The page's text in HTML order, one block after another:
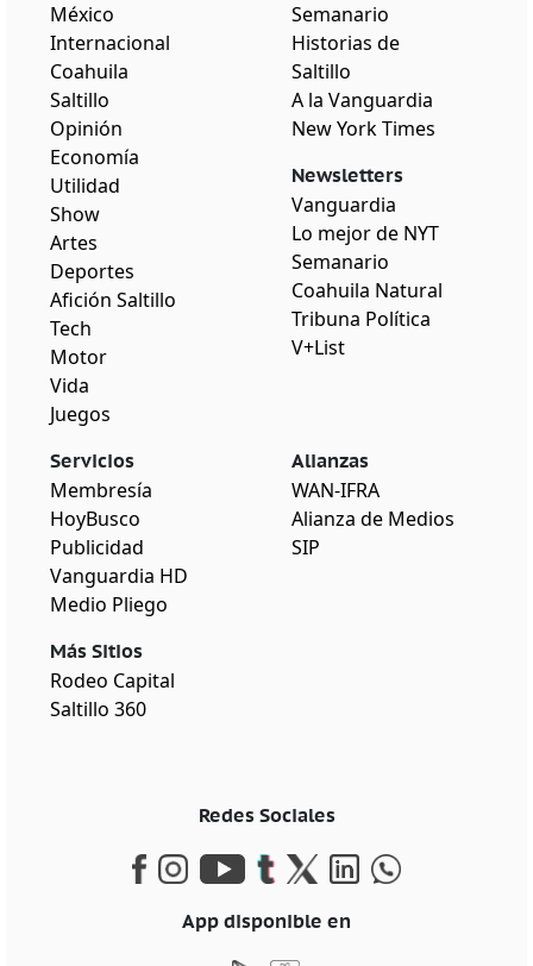
México
Internacional
Coahuila
Saltillo
Opinión
Economía
Utilidad
Show
Artes
Deportes
Afición Saltillo
Tech
Motor
Vida
Juegos
Semanario
Historias de
Saltillo
A la Vanguardia
New York Times
Newsletters
Vanguardia
Lo mejor de NYT
Semanario
Coahuila Natural
Tribuna Política
V+List
Servicios
Membresía
HoyBusco
Publicidad
Vanguardia HD
Medio Pliego
Más Sitios
Rodeo Capital
Saltillo 360
Alianzas
WAN-IFRA
Alianza de Medios
SIP
Redes Sociales
App disponible en